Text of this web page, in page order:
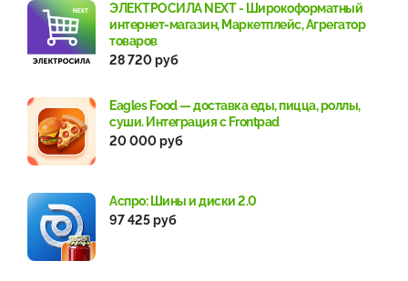
ЭЛЕКТРОСИЛА NEXT - Широкоформатный
интернет-магазин, Маркетплейс, Агрегатор
товаров
28 720 руб
Eagles Food — доставка еды, пицца, роллы,
суши. Интеграция с Frontpad
20 000 руб
Аспро: Шины и диски 2.0
97 425 руб